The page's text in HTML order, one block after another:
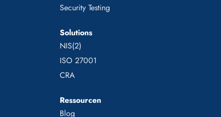
Security Testing
Solutions
NIS(2)
ISO 27001
CRA
Ressourcen
Blog